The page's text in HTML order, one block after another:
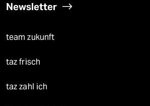
Newsletter
team zukunft
taz frisch
taz zahl ich